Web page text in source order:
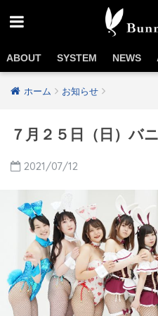
ABOUT SYSTEM NEWS
ホーム お知らせ
７月２５日（日）バ
2021/07/12